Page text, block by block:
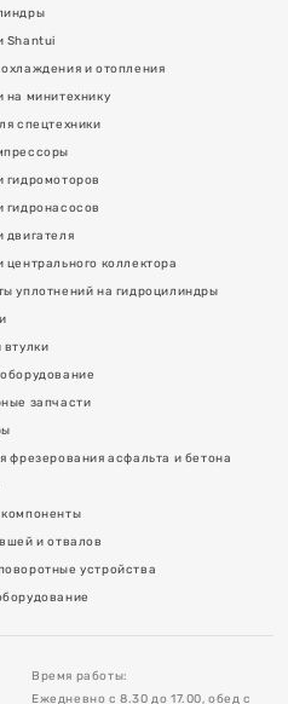
Shantui
и отопления
на минитехнику
спецтехники
гидромоторов
гидронасосов
двигателя
центрального коллектора
уплотнений на гидроцилиндры
запчасти
фрезерования асфальта и бетона
и отвалов
устройства
Время работы:
Ежедневно с 8.30 до 17.00, обед с